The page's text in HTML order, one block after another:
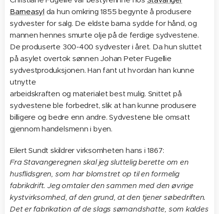
Barneasyl da hun omkring 1855 begynte å produsere
sydvester for salg. De eldste barna sydde for hånd, og
mannen hennes smurte olje på de ferdige sydvestene.
De produserte 300-400 sydvester i året. Da hun sluttet
på asylet overtok sønnen Johan Peter Fugellie
sydvestproduksjonen. Han fant ut hvordan han kunne
utnytte
arbeidskraften og materialet best mulig. Snittet på
sydvestene ble forbedret, slik at han kunne produsere
billigere og bedre enn andre. Sydvestene ble omsatt
gjennom handelsmenn i byen.
Eilert Sundt skildrer virksomheten hans i 1867:
Fra Stavangeregnen skal jeg sluttelig berette om en
husflidsgren, som har blomstret op til en formelig
fabrikdrift. Jeg omtaler den sammen med den øvrige
kystvirksomhed, af den grund, at den tjener søbedriften.
Det er fabrikation af de slags sømandshatte, som kaldes